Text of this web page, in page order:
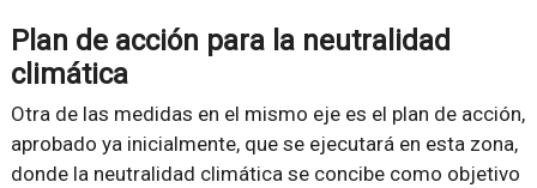
Plan de acción para la neutralidad
climática
Otra de las medidas en el mismo eje es el plan de acción,
aprobado ya inicialmente, que se ejecutará en esta zona,
donde la neutralidad climática se concibe como objetivo